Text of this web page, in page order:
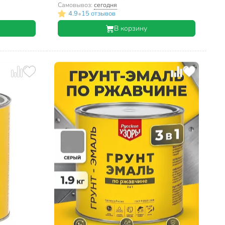
Самовывоз:сегодня
4.9•15 отзывов
В корзину